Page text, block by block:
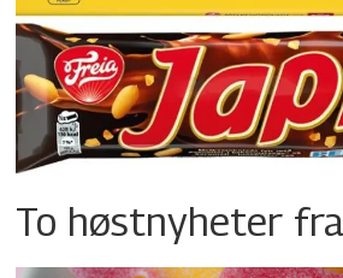
To høstnyheter